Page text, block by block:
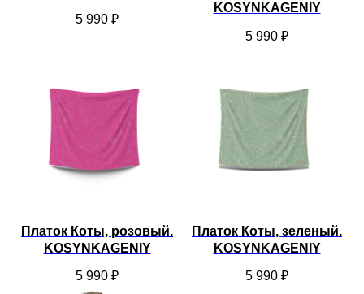
5 990 ₽
KOSYNKAGENIY
5 990 ₽
Платок Коты, розовый.
KOSYNKAGENIY
5 990 ₽
Платок Коты, зеленый.
KOSYNKAGENIY
5 990 ₽